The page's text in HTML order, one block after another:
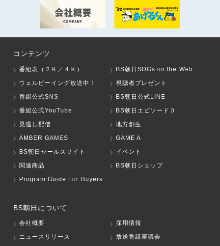
コンテンツ
番組表（２Ｋ／４Ｋ）
BS朝日SDGs on the Web
ウェルビーイング放送中！
視聴者プレゼント
番組公式SNS
BS朝日公式LINE
番組公式YouTube
BS朝日エピソード０
見逃し配信
地方創生
AMBER GAMES
GAME A
BS朝日セールスサイト
イベント
関連商品
BS朝日ショップ
Program Guide For Buyers
BS朝日について
会社概要
採用情報
ニュースリリース
放送番組審議会